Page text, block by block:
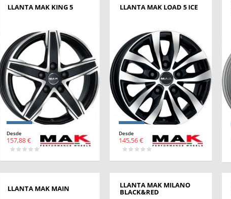
LLANTA MAK KING 5
Desde
157,88 €
LLANTA MAK LOAD 5 ICE
Desde
145,56 €
LLANTA MAK MAIN LLANTA MAK MILANO
BLACK&RED